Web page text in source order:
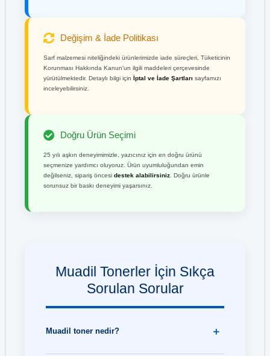
Değişim & İade Politikası
Sarf malzemesi niteliğindeki ürünlerimizde iade süreçleri, Tüketicinin
Korunması Hakkında Kanun'un ilgili maddeleri çerçevesinde
yürütülmektedir. Detaylı bilgi için İptal ve İade Şartları sayfamızı
inceleyebilirsiniz.
Doğru Ürün Seçimi
25 yılı aşkın deneyimimizle, yazıcınız için en doğru ürünü
seçmenize yardımcı oluyoruz. Ürün uyumluluğundan emin
değilseniz, sipariş öncesi destek alabilirsiniz. Doğru ürünle
sorunsuz bir baskı deneyimi yaşarsınız.
Muadil Tonerler İçin Sıkça
Sorulan Sorular
Muadil toner nedir?